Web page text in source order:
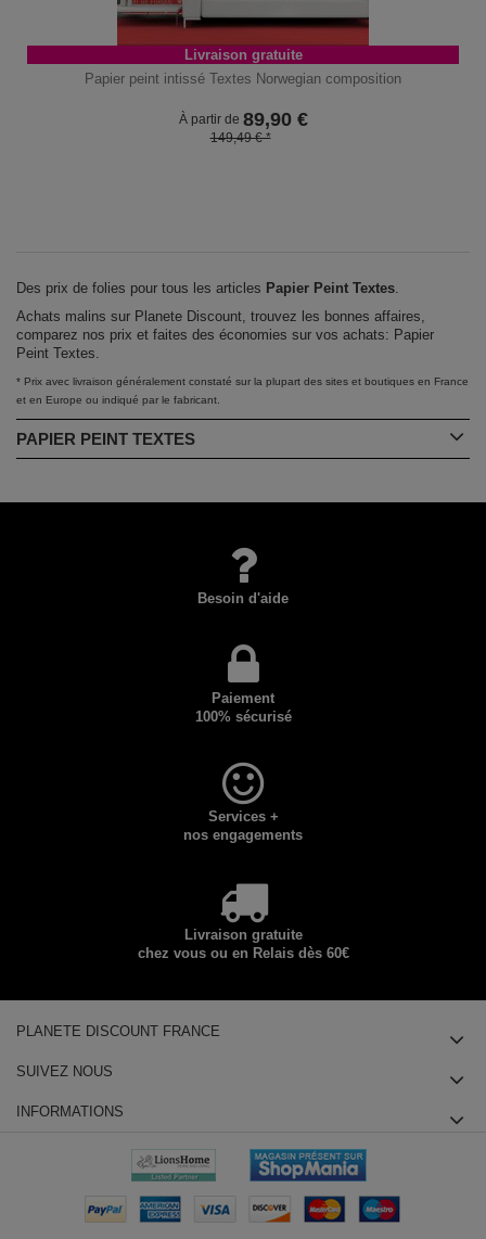
Livraison gratuite
Papier peint intissé Textes Norwegian composition
À partir de 89,90€
149,49 € *
Des prix de folies pour tous les articles Papier Peint Textes.
Achats malins sur Planete Discount, trouvez les bonnes affaires,
comparez nos prix et faites des économies sur vos achats: Papier
Peint Textes.
* Prix avec livraison généralement constaté sur la plupart des sites et boutiques en France
et en Europe ou indiqué par le fabricant.
PAPIER PEINT TEXTES
Besoin d'aide
Paiement
100% sécurisé
Services +
nos engagements
Livraison gratuite
chez vous ou en Relais dès 60€
PLANETE DISCOUNT FRANCE
SUIVEZ NOUS
INFORMATIONS